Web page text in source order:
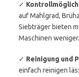
✓
auf Mahlgrad,
Siebträger bieten
Maschinen weniger.
✓ Reinigung und
einfach reinigen